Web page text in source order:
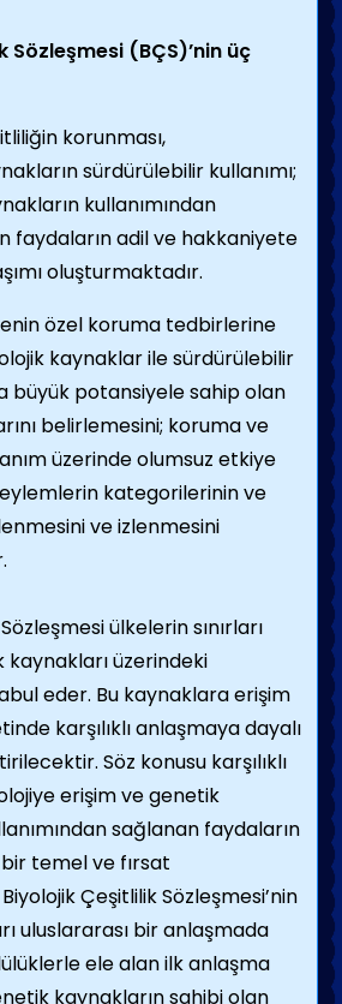
Sözleşmesi (BÇS)’nin üç
korunması,
sürdürülebilir kullanımı;
kullanımından
faydaların adil ve hakkaniyete
oluşturmaktadır.
özel koruma tedbirlerine
kaynaklar ile sürdürülebilir
büyük potansiyele sahip olan
belirlemesini; koruma ve
üzerinde olumsuz etkiye
kategorilerinin ve
ve izlenmesini
ülkelerin sınırları
kaynakları üzerindeki
eder. Bu kaynaklara erişim
karşılıklı anlaşmaya dayalı
Söz konusu karşılıklı
erişim ve genetik
sağlanan faydaların
bir temel ve fırsat
Çeşitlilik Sözleşmesi’nin
uluslararası bir anlaşmada
ele alan ilk anlaşma
kaynakların sahibi olan